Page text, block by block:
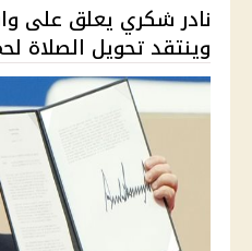
نادر شكري يعلق على
وينتقد تحويل الصلاة